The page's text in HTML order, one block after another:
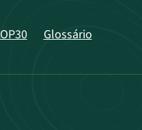
Glossário